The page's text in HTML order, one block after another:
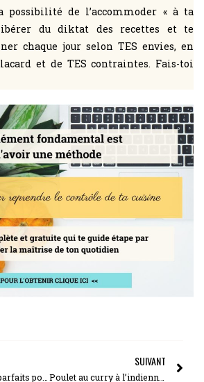
de l’accommoder « à ta
du diktat des recettes et te
chaque jour selon TES envies, en
et de TES contraintes. Fais-toi
SUIVANT